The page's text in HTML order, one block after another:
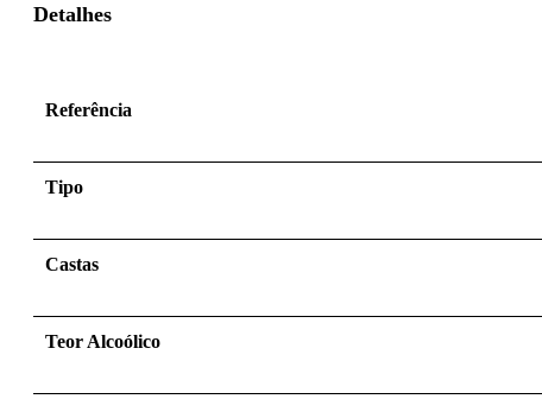
Detalhes
Referência
Tipo
Castas
Teor Alcoólico